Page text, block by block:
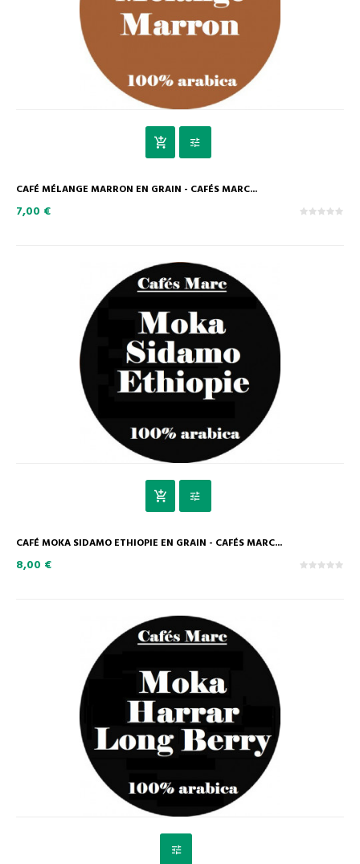
CAFÉ MÉLANGE MARRON EN GRAIN - CAFÉS MARC...
7,00 €
CAFÉ MOKA SIDAMO ETHIOPIE EN GRAIN - CAFÉS MARC...
8,00 €